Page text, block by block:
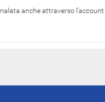
anche attraverso l'account